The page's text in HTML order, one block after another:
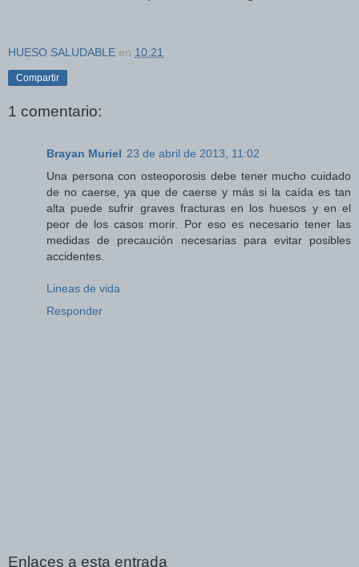
HUESO SALUDABLE en 10:21
Compartir
1 comentario:
Brayan Muriel 23 de abril de 2013, 11:02
Una persona con osteoporosis debe tener mucho cuidado
de no caerse, ya que de caerse y más si la caída es tan
alta puede sufrir graves fracturas en los huesos y en el
peor de los casos morir. Por eso es necesario tener las
medidas de precaución necesarias para evitar posibles
accidentes.
Lineas de vida
Responder
Enlaces a esta entrada